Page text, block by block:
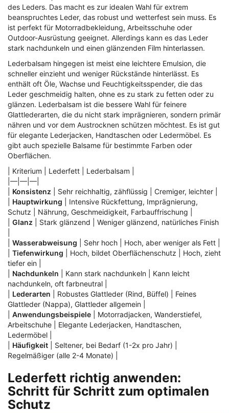
des Leders. Das macht es zur idealen Wahl für extrem
beanspruchtes Leder, das robust und wetterfest sein muss. Es
ist perfekt für Motorradbekleidung, Arbeitsschuhe oder
Outdoor-Ausrüstung geeignet. Allerdings kann es das Leder
stark nachdunkeln und einen glänzenden Film hinterlassen.
Lederbalsam hingegen ist meist eine leichtere Emulsion, die
schneller einzieht und weniger Rückstände hinterlässt. Es
enthält oft Öle, Wachse und Feuchtigkeitsspender, die das
Leder geschmeidig halten, ohne es zu stark zu fetten oder zu
glänzen. Lederbalsam ist die bessere Wahl für feinere
Glattlederarten, die du nicht stark imprägnieren, sondern primär
nähren und vor dem Austrocknen schützen möchtest. Es ist gut
für elegante Lederjacken, Handtaschen oder Ledermöbel. Es
gibt auch spezielle Balsame für bestimmte Farben oder
Oberflächen.
| Kriterium | Lederfett | Lederbalsam |
|—|—|—|
Konsistenz | Sehr reichhaltig, zähflüssig | Cremiger, leichter |
Hauptwirkung | Intensive Rückfettung, Imprägnierung,
Schutz | Nährung, Geschmeidigkeit, Farbauffrischung |
Glanz | Stark glänzend | Weniger glänzend, natürliches Finish
Wasserabweisung | Sehr hoch | Hoch, aber weniger als Fett |
Tiefenwirkung | Hoch, bildet Oberflächenschutz | Hoch, zieht
tiefer ein |
Nachdunkeln | Kann stark nachdunkeln | Kann leicht
nachdunkeln, oft farbneutral |
Lederarten | Robustes Glattleder (Rind, Büffel) | Feines
Glattleder (Nappa), Glattleder allgemein |
Anwendungsbeispiele | Motorradjacken, Wanderstiefel,
Arbeitschuhe | Elegante Lederjacken, Handtaschen,
Ledermöbel |
Häufigkeit | Seltener, bei Bedarf (1-2x pro Jahr) |
Regelmäßiger (alle 2-4 Monate) |
Lederfett richtig anwenden:
Schritt für Schritt zum optimalen
Schutz